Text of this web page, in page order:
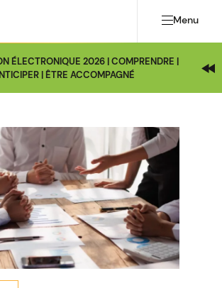
Menu
ÉLECTRONIQUE 2026 | COMPRENDRE |
| ÊTRE ACCOMPAGNÉ